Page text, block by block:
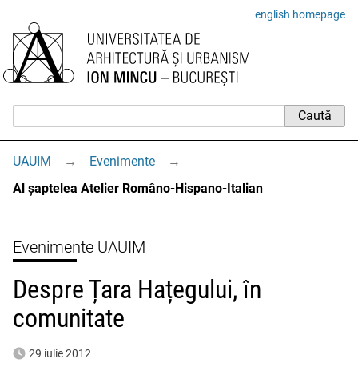
english homepage
UAUIM → Evenimente
→
Al șaptelea Atelier Româno-Hispano-Italian
Evenimente UAUIM
Despre Țara Hațegului, în
comunitate
29 iulie 2012